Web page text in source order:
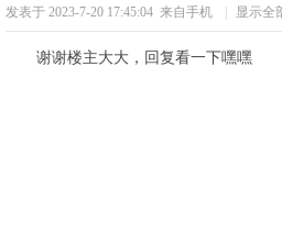
发表于 2023-7-20 17:45:04 来自手机 显示全
谢谢楼主大大，回复看一下嘿嘿